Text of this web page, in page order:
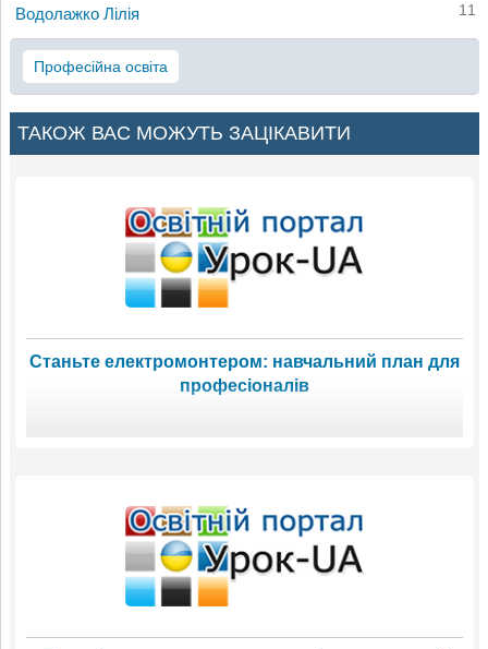
Водолажко Лілія 11
Професійна освіта
ТАКОЖ ВАС МОЖУТЬ ЗАЦІКАВИТИ
Станьте електромонтером: навчальний план для
професіоналів